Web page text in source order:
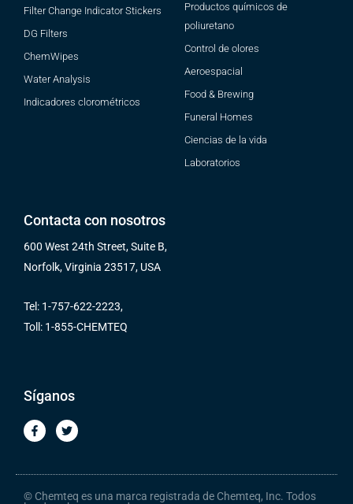
Filter Change Indicator Stickers
DG Filters
ChemWipes
Water Analysis
Indicadores clorométricos
Productos químicos de
poliuretano
Control de olores
Aeroespacial
Food & Brewing
Funeral Homes
Ciencias de la vida
Laboratorios
Contacta con nosotros
600 West 24th Street, Suite B,
Norfolk, Virginia 23517, USA
Tel: 1-757-622-2223,
Toll: 1-855-CHEMTEQ
Síganos
F
a
o
T
w
© Chemteq es una marca registrada de Chemteq, Inc. Todos